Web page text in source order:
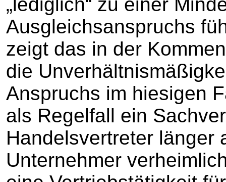
Ausgleichsanspruchs
zeigt das in der
die
Anspruchs im hiesigen
als Regelfall ein
Handelsvertreter länger
Unternehmer